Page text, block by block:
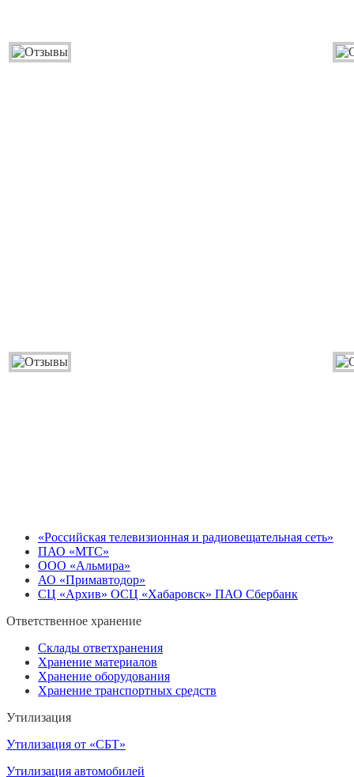
«Российская телевизионная и радиовещательная сеть»
ПАО «МТС»
ООО «Альмира»
АО «Примавтодор»
СЦ «Архив» ОСЦ «Хабаровск» ПАО Сбербанк
Ответственное хранение
Склады ответхранения
Хранение материалов
Хранение оборудования
Хранение транспортных средств
Утилизация
Утилизация от «СБТ»
Утилизация автомобилей